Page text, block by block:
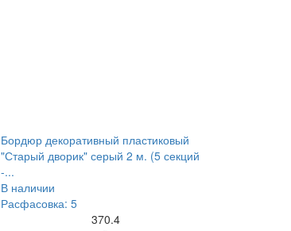
Бордюр декоративный пластиковый
"Старый дворик" серый 2 м. (5 секций
-...
В наличии
Расфасовка: 5
370.4